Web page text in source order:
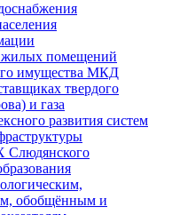
помещений
имущества МКД
твердого
и газа
развития систем
Слюдянского
обобщённым и